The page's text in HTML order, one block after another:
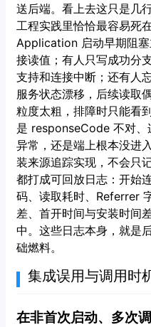
送后端。看上去这只是几
工程实践里恰恰最容易死
Application 启动早期阻
接读值；有人只写成功分
支持和连接中断；还有人
服务状态漂移，后续读取
粒度太粗，排障时只能看
是 responseCode 不对、
异常，还是端上根本没进
装来源追踪实现，不会只
都打成可回放日志：开始
码、读取耗时、Referrer
差、首开时间与安装时间
中。这些日志本身，就是
础燃料。
集成误用与调用时
在非首次启动、多次